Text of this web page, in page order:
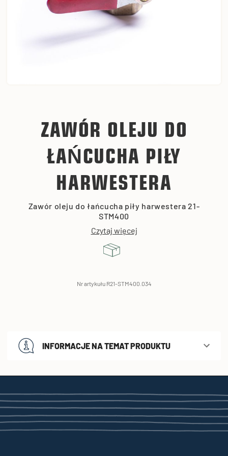
ZAWÓR OLEJU DO
ŁAŃCUCHA PIŁY
HARWESTERA
Zawór oleju do łańcucha piły harwestera 21-
STM400
Czytaj więcej
Nr artykułu R21-STM400.034
INFORMACJE NA TEMAT PRODUKTU